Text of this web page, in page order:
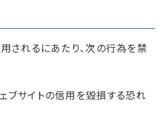
されるにあたり、次の行為を禁
ブサイトの信用を毀損する恐れ